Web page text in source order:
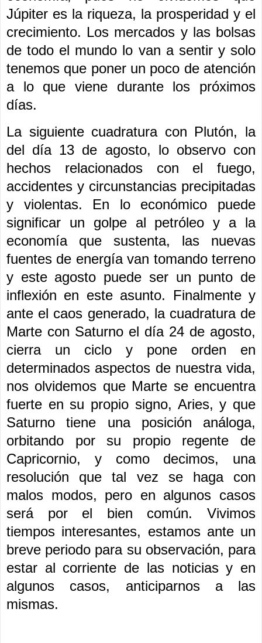
Júpiter es la riqueza, la prosperidad y el
crecimiento. Los mercados y las bolsas
de todo el mundo lo van a sentir y solo
tenemos que poner un poco de atención
a lo que viene durante los próximos
días.
La siguiente cuadratura con Plutón, la
del día 13 de agosto, lo observo con
hechos relacionados con el fuego,
accidentes y circunstancias precipitadas
y violentas. En lo económico puede
significar un golpe al petróleo y a la
economía que sustenta, las nuevas
fuentes de energía van tomando terreno
y este agosto puede ser un punto de
inflexión en este asunto. Finalmente y
ante el caos generado, la cuadratura de
Marte con Saturno el día 24 de agosto,
cierra un ciclo y pone orden en
determinados aspectos de nuestra vida,
nos olvidemos que Marte se encuentra
fuerte en su propio signo, Aries, y que
Saturno tiene una posición análoga,
orbitando por su propio regente de
Capricornio, y como decimos, una
resolución que tal vez se haga con
malos modos, pero en algunos casos
será por el bien común. Vivimos
tiempos interesantes, estamos ante un
breve periodo para su observación, para
estar al corriente de las noticias y en
algunos casos, anticiparnos a las
mismas.